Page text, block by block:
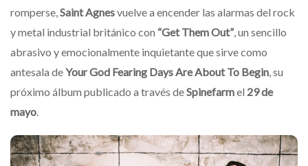
romperse,Saint Agnesvuelve a encender las alarmas del rock
y metal industrial británico con “Get Them Out”, un sencillo
abrasivo y emocionalmente inquietante que sirve como
antesala deYour God Fearing Days Are About To Begin, su
próximo álbum publicado a través deSpinefarmel 29 de
mayo.